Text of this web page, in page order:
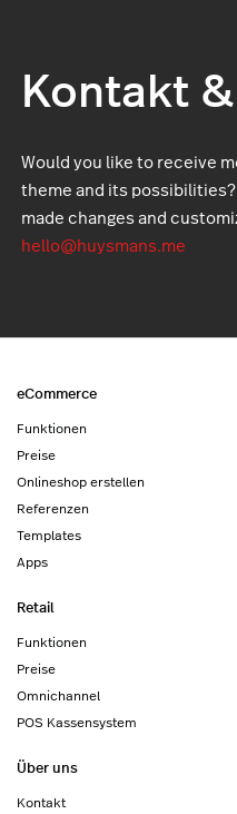
Kontakt
Would you like to receive
theme and its
made changes and
hello@huysmans.me
eCommerce
Funktionen
Preise
Onlineshop erstellen
Referenzen
Templates
Apps
Retail
Funktionen
Preise
Omnichannel
POS Kassensystem
Über uns
Kontakt